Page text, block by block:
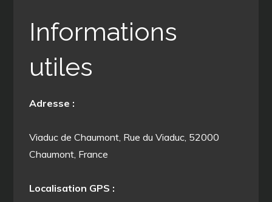
Informations
utiles
Adresse :
Viaduc de Chaumont, Rue du Viaduc, 52000
Chaumont, France
Localisation GPS :